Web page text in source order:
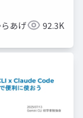
あげ 92.3K